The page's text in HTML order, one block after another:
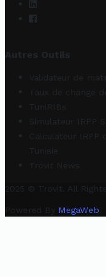
Autres Outils
Validateur de
Taux de change
TuniRIBs
Simulateur IRPP
Calculateur IRPP
Tunisie
Trovit News
2025 © Trovit. All
Powered By MegaWeb